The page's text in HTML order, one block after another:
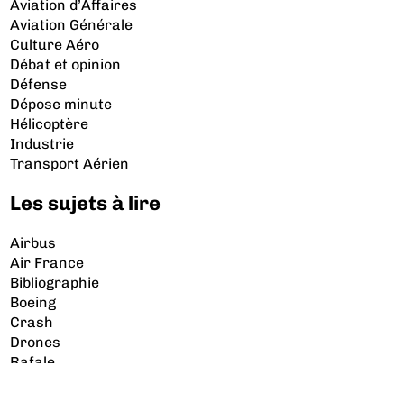
Aviation d’Affaires
Aviation Générale
Culture Aéro
Débat et opinion
Défense
Dépose minute
Hélicoptère
Industrie
Transport Aérien
Les sujets à lire
Airbus
Air France
Bibliographie
Boeing
Crash
Drones
Rafale